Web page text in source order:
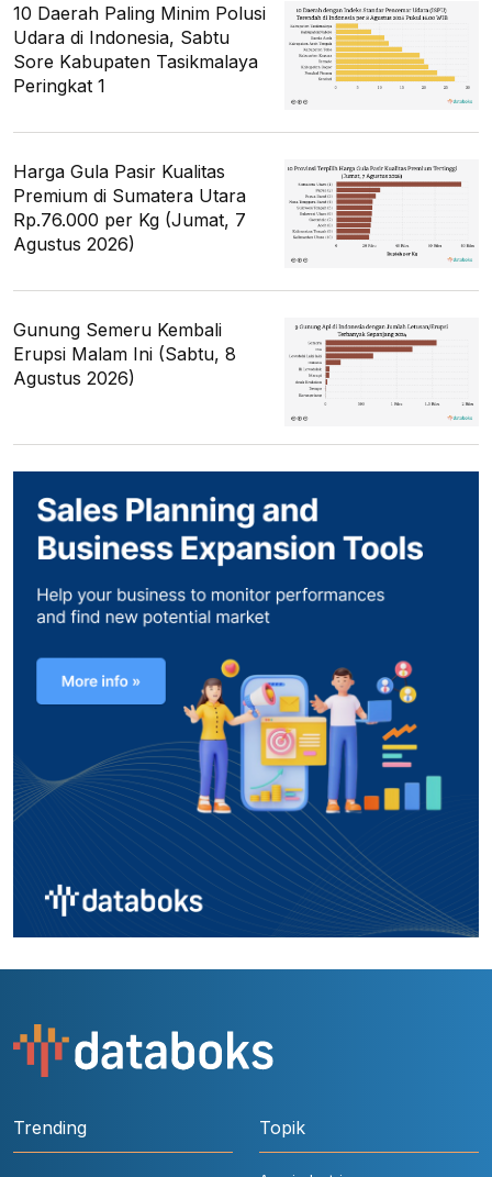
10 Daerah Paling Minim Polusi
Udara di Indonesia, Sabtu
Sore Kabupaten Tasikmalaya
Peringkat 1
Harga Gula Pasir Kualitas
Premium di Sumatera Utara
Rp.76.000 per Kg (Jumat, 7
Agustus 2026)
Gunung Semeru Kembali
Erupsi Malam Ini (Sabtu, 8
Agustus 2026)
Trending Topik